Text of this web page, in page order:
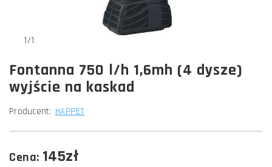
1/1
Fontanna 750 l/h 1,6mh (4 dysze)
wyjście na kaskad
Producent: HAPPET
Cena: 145zł